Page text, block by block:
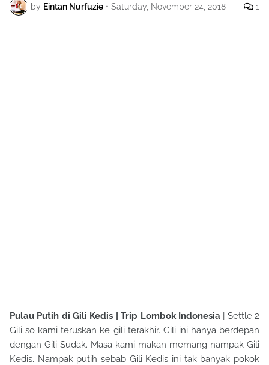
by Eintan Nurfuzie • Saturday, November 24, 2018 1
Pulau Putih di Gili Kedis | Trip Lombok Indonesia| Settle 2
Gili so kami teruskan ke gili terakhir. Gili ini hanya berdepan
dengan Gili Sudak. Masa kami makan memang nampak Gili
Kedis. Nampak putih sebab Gili Kedis ini tak banyak pokok